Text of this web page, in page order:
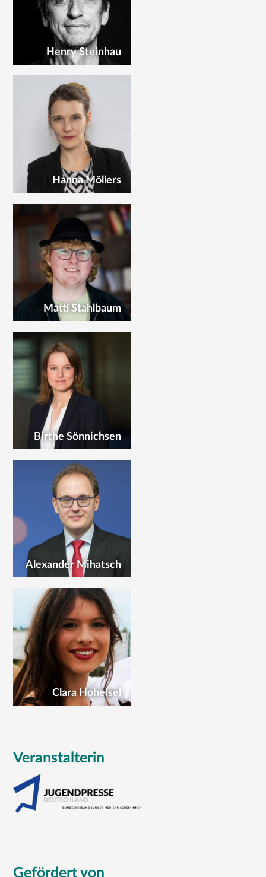
Henry Steinhau
Hanna Möllers
Matti Stahlbaum
Birthe Sönnichsen
Alexander Mihatsch
Clara Hoheisel
Veranstalterin
Gefördert von